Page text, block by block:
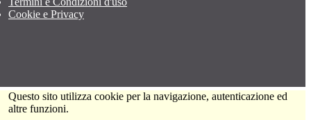
Cookie e Privacy
Questo sito utilizza cookie per la navigazione, autenticazione ed
altre funzioni.